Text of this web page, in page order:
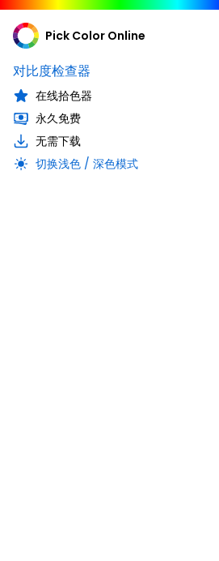
Pick Color Online
对比度检查器
在线拾色器
永久免费
无需下载
切换浅色 / 深色模式